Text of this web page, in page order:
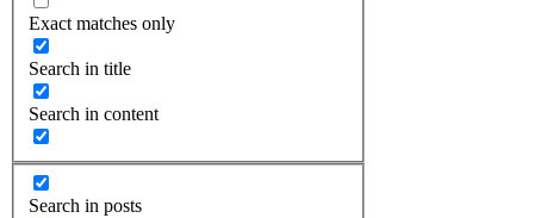
Exact matches only
Search in title
Search in content
Search in posts